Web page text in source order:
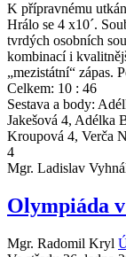
K přípravnému
Hrálo se 4 x10´.
tvrdých osobních
kombinací i
„mezistátní“ zápas.
Celkem: 10 : 46
Sestava a body:
Jakešová 4, Adélka
Kroupová 4, Verča
4
Mgr. Ladislav
Olympiáda
Mgr. Radomil Kryl